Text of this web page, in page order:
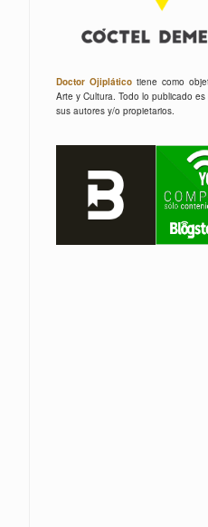
Doctor Ojiplático tiene como
Arte y Cultura. Todo lo publicado
sus autores y/o propietarios.